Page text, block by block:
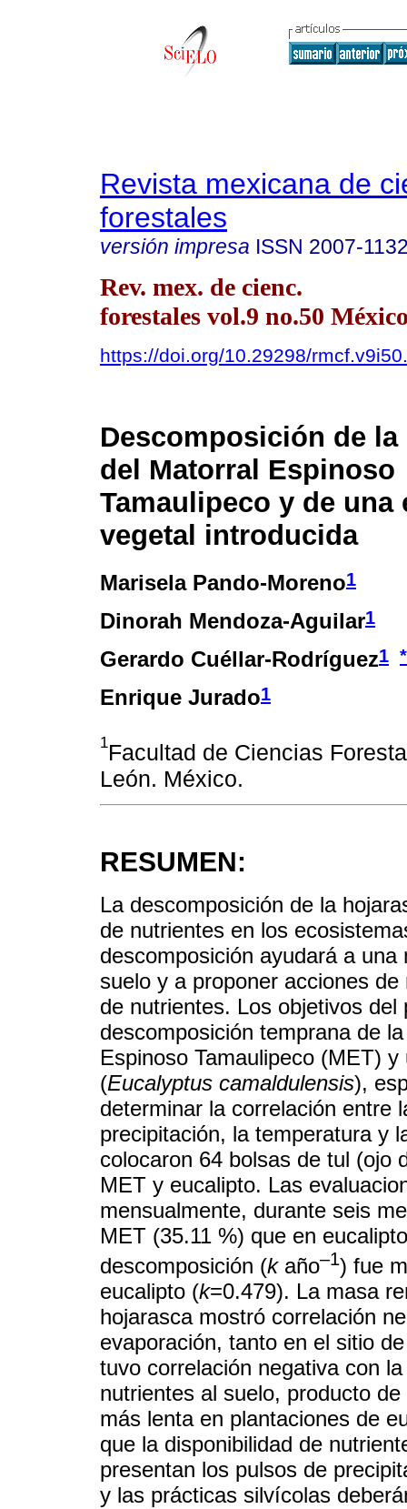
Revista mexicana de
forestales
versión impresa ISSN 2007-
Rev. mex. de cienc.
forestales vol.9 no.50
https://doi.org/10.29298/
Descomposición de la
del Matorral Espinoso
Tamaulipeco y de una
vegetal introducida
Marisela Pando-Moreno1
Dinorah Mendoza-Aguilar1
Gerardo Cuéllar-Rodríguez1 *
Enrique Jurado1
1Facultad de Ciencias
León. México.
RESUMEN:
La descomposición de la
de nutrientes en los
descomposición ayudará a
suelo y a proponer acciones
de nutrientes. Los objetivos
descomposición temprana de
Espinoso Tamaulipeco (MET)
(Eucalyptus camaldulensis),
determinar la correlación entre
precipitación, la temperatura y
colocaron 64 bolsas de tul (ojo
MET y eucalipto. Las
mensualmente, durante seis
MET (35.11 %) que en
descomposición (kaño‒1) fue
eucalipto (k=0.479). La masa
hojarasca mostró correlación
evaporación, tanto en el sitio
tuvo correlación negativa con
nutrientes al suelo, producto
más lenta en plantaciones de
que la disponibilidad de
presentan los pulsos de
y las prácticas silvícolas